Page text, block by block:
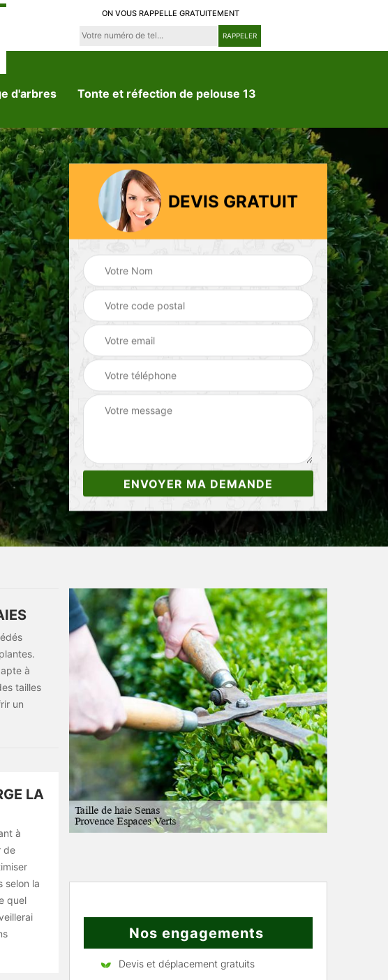
ON VOUS RAPPELLE GRATUITEMENT
d'arbres Tonte et réfection de pelouse 13
et réfection
pelouse 13
Jardinier 13 Paysagiste 13
DEVIS GRATUIT
à
tailles
un
LA
à
de
selon la
quel
Nos engagements
Devis et déplacement gratuits